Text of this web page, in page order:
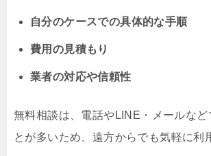
自分のケースでの具体的な手順
費用の見積もり
業者の対応や信頼性
無料相談は、電話やLINE・メールなど
とが多いため、遠方からでも気軽に利